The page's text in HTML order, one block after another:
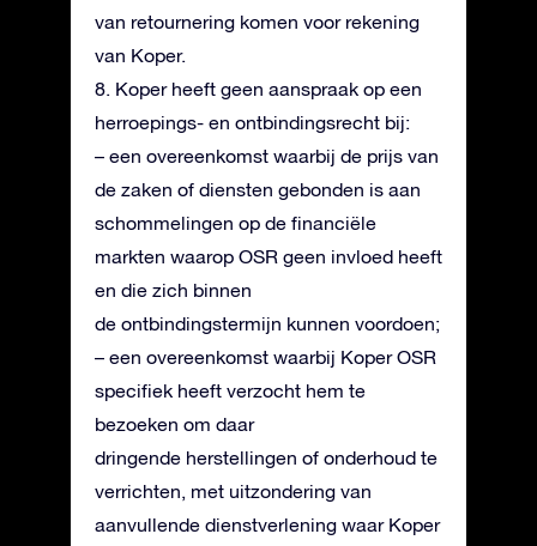
van retournering komen voor rekening
van Koper.
8. Koper heeft geen aanspraak op een
herroepings- en ontbindingsrecht bij:
– een overeenkomst waarbij de prijs van
de zaken of diensten gebonden is aan
schommelingen op de financiële
markten waarop OSR geen invloed heeft
en die zich binnen
de ontbindingstermijn kunnen voordoen;
– een overeenkomst waarbij Koper OSR
specifiek heeft verzocht hem te
bezoeken om daar
dringende herstellingen of onderhoud te
verrichten, met uitzondering van
aanvullende dienstverlening waar Koper